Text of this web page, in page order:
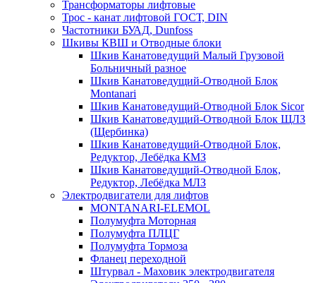
Трансформаторы лифтовые
Трос - канат лифтовой ГОСТ, DIN
Частотники БУАД, Dunfoss
Шкивы КВШ и Отводные блоки
Шкив Канатоведущий Малый Грузовой
Больничный разное
Шкив Канатоведущий-Отводной Блок
Montanari
Шкив Канатоведущий-Отводной Блок Sicor
Шкив Канатоведущий-Отводной Блок ЩЛЗ
(Щербинка)
Шкив Канатоведущий-Отводной Блок,
Редуктор, Лебёдка КМЗ
Шкив Канатоведущий-Отводной Блок,
Редуктор, Лебёдка МЛЗ
Электродвигатели для лифтов
MONTANARI-ELEMOL
Полумуфта Моторная
Полумуфта ПЛЦГ
Полумуфта Тормоза
Фланец переходной
Штурвал - Маховик электродвигателя